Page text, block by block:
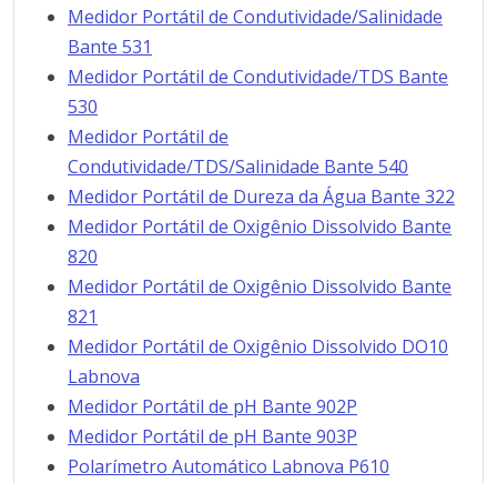
Medidor Portátil de Condutividade/Salinidade
Bante 531
Medidor Portátil de Condutividade/TDS Bante
530
Medidor Portátil de
Condutividade/TDS/Salinidade Bante 540
Medidor Portátil de Dureza da Água Bante 322
Medidor Portátil de Oxigênio Dissolvido Bante
820
Medidor Portátil de Oxigênio Dissolvido Bante
821
Medidor Portátil de Oxigênio Dissolvido DO10
Labnova
Medidor Portátil de pH Bante 902P
Medidor Portátil de pH Bante 903P
Polarímetro Automático Labnova P610